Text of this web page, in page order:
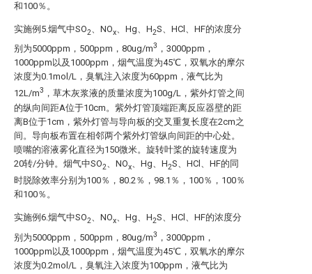
和100％。
实施例5.烟气中SO2 、NOx 、Hg、H2S、HCl、HF的浓度分
别为5000ppm，500ppm，80ug/m3 ，3000ppm，
1000ppm以及1000ppm，烟气温度为45℃，双氧水的摩尔
浓度为0.1mol/L，臭氧注入浓度为60ppm，液气比为
12L/m3 ，草木灰浆液的质量浓度为100g/L，紫外灯管之间
的纵向间距A位于10cm。紫外灯管顶端距离反应器壁的距
离B位于1cm，紫外灯管与导向板的交叉重复长度在2cm之
间。导向板布置在相邻两个紫外灯管纵向间距的中心处。
喷嘴的溶液雾化直径为150微米。旋转叶桨的旋转速度为
20转/分钟。烟气中SO2 、NOx 、Hg、H2S、HCl、HF的同
时脱除效率分别为100％，80.2％，98.1％，100％，100％
和100％。
实施例6.烟气中SO2、NOx、Hg、H2S、HCl、HF的浓度分
别为5000ppm，500ppm，80ug/m3 ，3000ppm，
1000ppm以及1000ppm，烟气温度为45℃，双氧水的摩尔
浓度为0.2mol/L，臭氧注入浓度为100ppm，液气比为